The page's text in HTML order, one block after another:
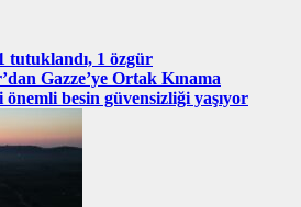
tutuklandı, 1 özgür
Gazze’ye Ortak Kınama
önemli besin güvensizliği yaşıyor